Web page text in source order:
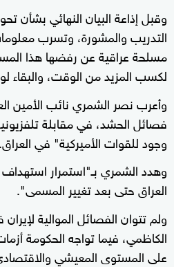
وقبل إذاعة البيان النهائي بشأن
التدريب والمشورة، وتسرب
مسلحة عراقية عن رفضها هذا
لكسب المزيد من الوقت، والبقاء
وأعرب نصر الشمري نائب الأمين
فصائل الحشد، في مقابلة
وجود للقوات الأميركية" في العراق.
وهدد الشمري بـ"استمرار استهداف
العراق حتى بعد تغيير المسمى".
ولم تتوان الفصائل الموالية
الكاظمي، فيما تواجه الحكومة
على المستوى المعيشي